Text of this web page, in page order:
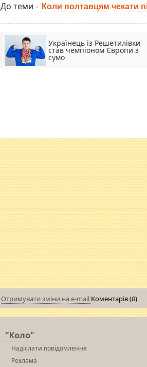
До теми - Коли полтавцям чекати
Українець із Решетилівки
став чемпіоном Європи з
сумо
Отримувати зміни на e-mail Коментарів (0)
"Коло"
Надіслати повідомлення
Реклама